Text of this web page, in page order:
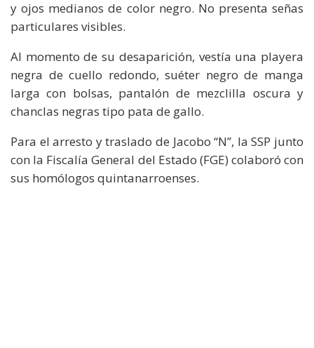
y ojos medianos de color negro. No presenta señas
particulares visibles.
Al momento de su desaparición, vestía una playera
negra de cuello redondo, suéter negro de manga
larga con bolsas, pantalón de mezclilla oscura y
chanclas negras tipo pata de gallo.
Para el arresto y traslado de Jacobo “N”, la SSP junto
con la Fiscalía General del Estado (FGE) colaboró con
sus homólogos quintanarroenses.